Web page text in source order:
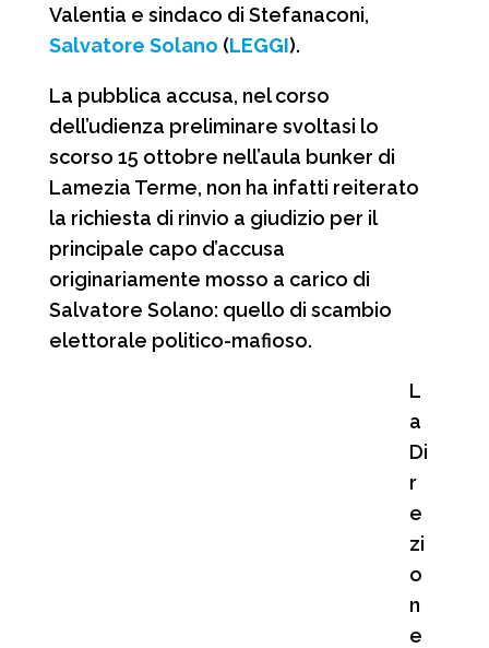
i
Valentia e sindaco di Stefanaconi,
Salvatore Solano (LEGGI).
La pubblica accusa, nel corso
dell’udienza preliminare svoltasi lo
scorso 15 ottobre nell’aula bunker di
Lamezia Terme, non ha infatti reiterato
la richiesta di rinvio a giudizio per il
principale capo d’accusa
originariamente mosso a carico di
Salvatore Solano: quello di scambio
elettorale politico-mafioso.
L
a
Di
r
e
zi
o
n
e